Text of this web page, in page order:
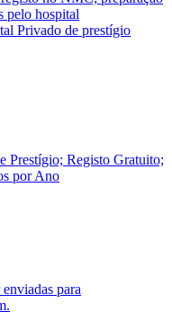
pelo hospital
Privado de prestígio
Prestígio; Registo Gratuito;
por Ano
para